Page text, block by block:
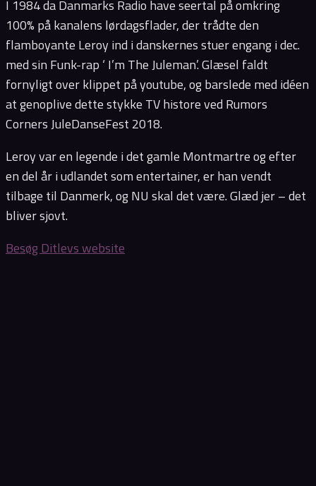
I 1984 da Danmarks Radio have seertal på omkring
100% på kanalens lørdagsflader, der trådte den
flamboyante Leroy ind i danskernes stuer engang i dec.
med sin Funk-rap ‘ I’m The Juleman’. Glæsel faldt
fornyligt over klippet på youtube, og barslede med idéen
at genoplive dette stykke TV histore ved Rumors
Corners JuleDanseFest 2018.
Leroy var en legende i det gamle Montmartre og efter
en del år i udlandet som entertainer, er han vendt
tilbage til Danmerk, og NU skal det være. Glæd jer – det
bliver sjovt.
Besøg Ditlevs website